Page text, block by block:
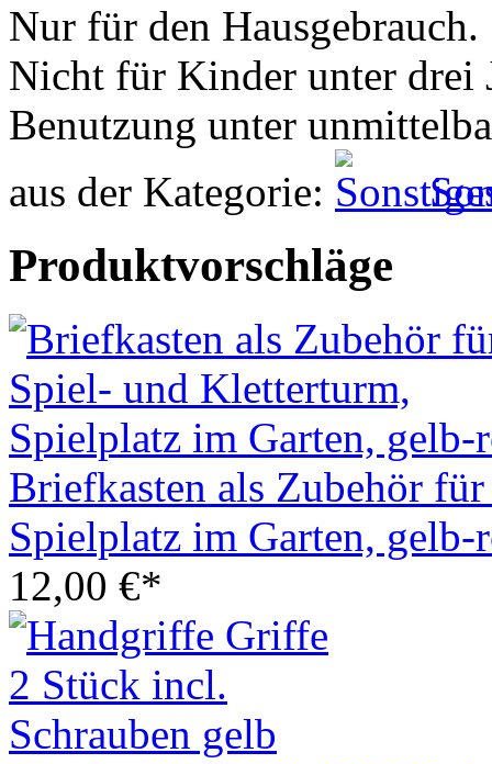
Nur für den Hausgebrauch.
Nicht für Kinder unter drei
Benutzung unter
aus der Kategorie:
Produktvorschläge
Briefkasten als Zubehör
Spielplatz im Garten, gelb-
12,00 €*